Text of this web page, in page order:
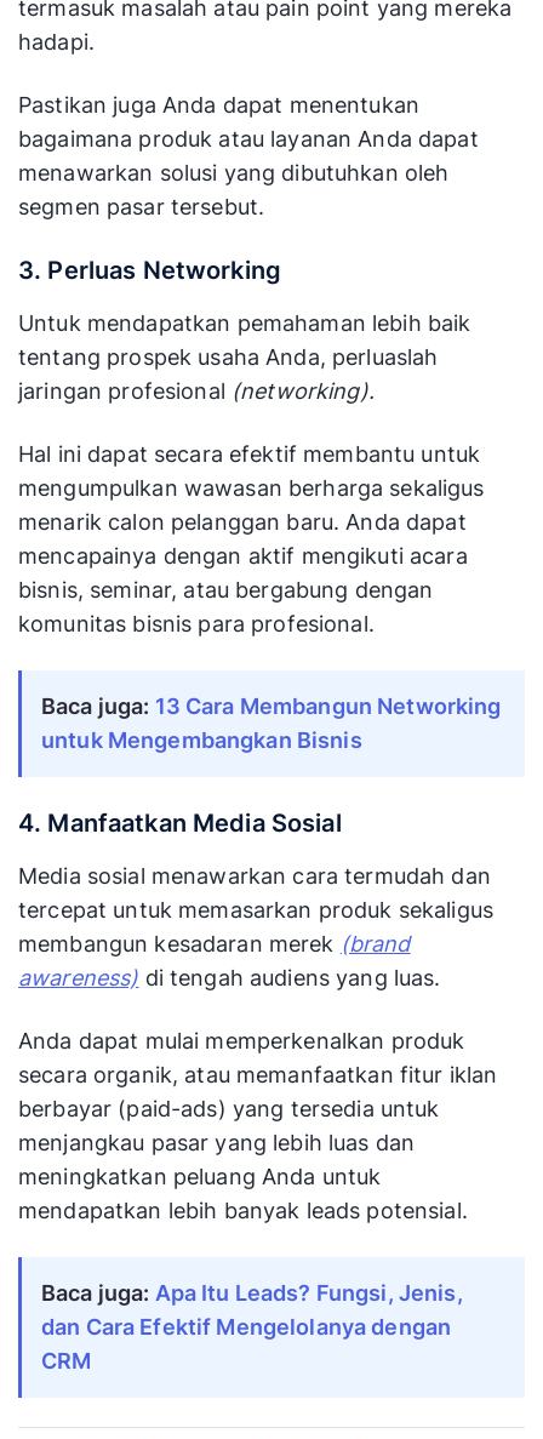
termasuk masalah atau pain point yang mereka
hadapi.
Pastikan juga Anda dapat menentukan
bagaimana produk atau layanan Anda dapat
menawarkan solusi yang dibutuhkan oleh
segmen pasar tersebut.
3. Perluas Networking
Untuk mendapatkan pemahaman lebih baik
tentang prospek usaha Anda, perluaslah
jaringan profesional (networking).
Hal ini dapat secara efektif membantu untuk
mengumpulkan wawasan berharga sekaligus
menarik calon pelanggan baru. Anda dapat
mencapainya dengan aktif mengikuti acara
bisnis, seminar, atau bergabung dengan
komunitas bisnis para profesional.
Baca juga: 13 Cara Membangun Networking
untuk Mengembangkan Bisnis
4. Manfaatkan Media Sosial
Media sosial menawarkan cara termudah dan
tercepat untuk memasarkan produk sekaligus
membangun kesadaran merek (brand
awareness) di tengah audiens yang luas.
Anda dapat mulai memperkenalkan produk
secara organik, atau memanfaatkan fitur iklan
berbayar (paid-ads) yang tersedia untuk
menjangkau pasar yang lebih luas dan
meningkatkan peluang Anda untuk
mendapatkan lebih banyak leads potensial.
Baca juga: Apa Itu Leads? Fungsi, Jenis,
dan Cara Efektif Mengelolanya dengan
CRM